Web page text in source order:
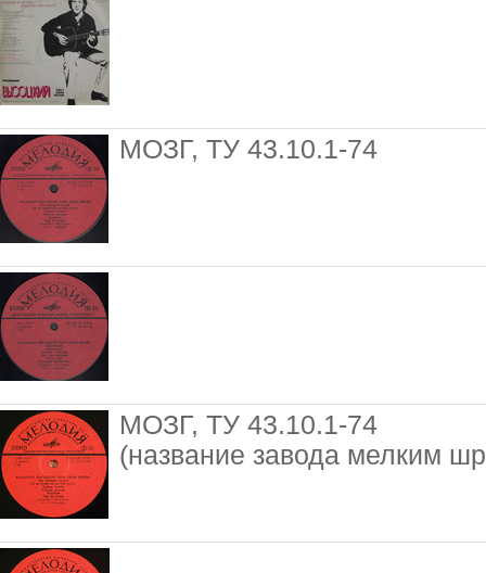
МОЗГ, ТУ 43.10.1-74
МОЗГ, ТУ 43.10.1-74
(название завода мелким